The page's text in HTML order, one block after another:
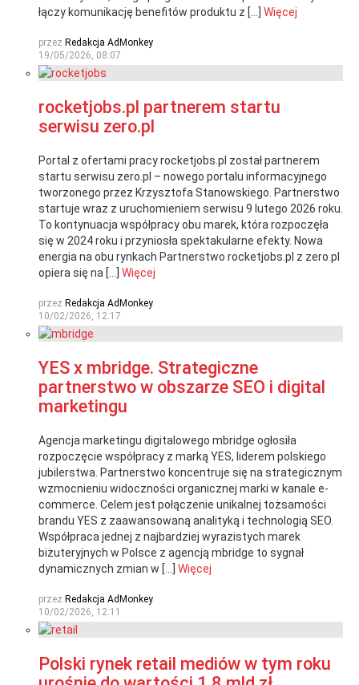
łączy komunikację benefitów produktu z […] Więcej
przez Redakcja AdMonkey
19/05/2026, 08:07
rocketjobs.pl partnerem startu
serwisu zero.pl
Portal z ofertami pracy rocketjobs.pl został partnerem
startu serwisu zero.pl – nowego portalu informacyjnego
tworzonego przez Krzysztofa Stanowskiego. Partnerstwo
startuje wraz z uruchomieniem serwisu 9 lutego 2026 roku.
To kontynuacja współpracy obu marek, która rozpoczęła
się w 2024 roku i przyniosła spektakularne efekty. Nowa
energia na obu rynkach Partnerstwo rocketjobs.pl z zero.pl
opiera się na […] Więcej
przez Redakcja AdMonkey
10/02/2026, 12:17
YES x mbridge. Strategiczne
partnerstwo w obszarze SEO i digital
marketingu
Agencja marketingu digitalowego mbridge ogłosiła
rozpoczęcie współpracy z marką YES, liderem polskiego
jubilerstwa. Partnerstwo koncentruje się na strategicznym
wzmocnieniu widoczności organicznej marki w kanale e-
commerce. Celem jest połączenie unikalnej tożsamości
brandu YES z zaawansowaną analityką i technologią SEO.
Współpraca jednej z najbardziej wyrazistych marek
biżuteryjnych w Polsce z agencją mbridge to sygnał
dynamicznych zmian w […] Więcej
przez Redakcja AdMonkey
10/02/2026, 12:11
Polski rynek retail mediów w tym roku